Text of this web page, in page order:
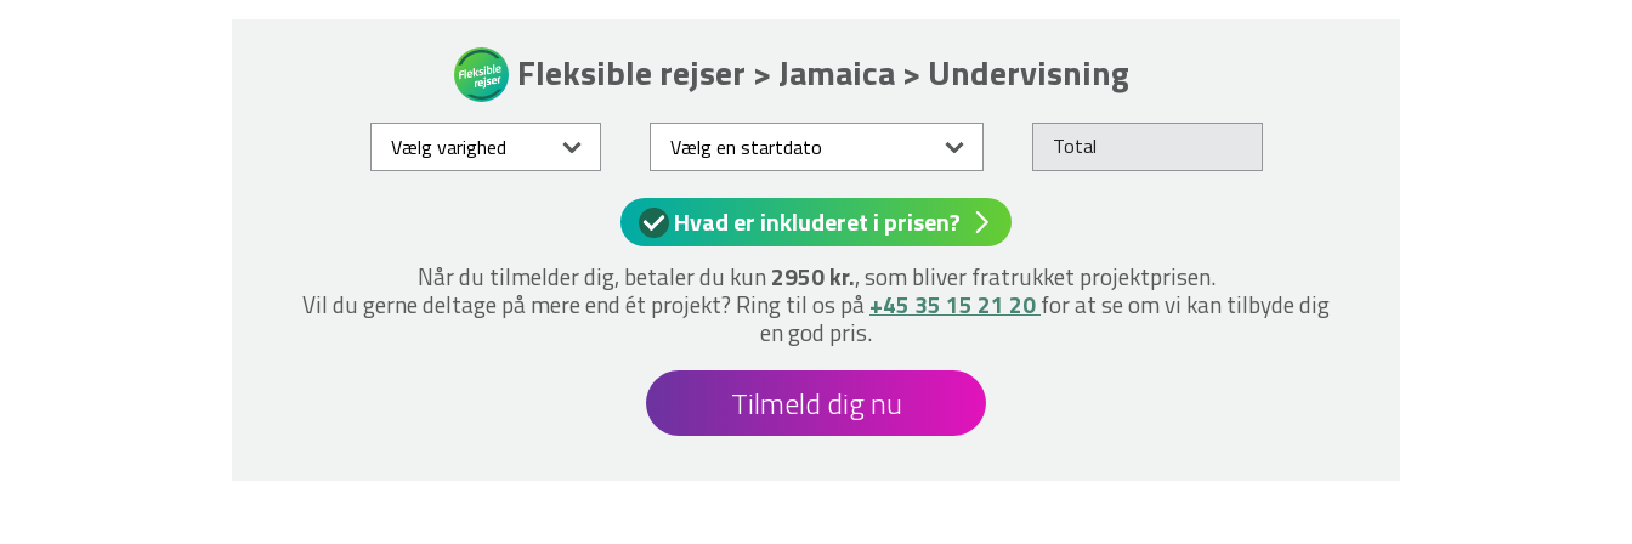
Fleksible rejser > Jamaica > Undervisning
Total
Hvad er inkluderet i prisen?
Når du tilmelder dig, betaler du kun 2950 kr., som bliver fratrukket projektprisen.
Vil du gerne deltage på mere end ét projekt? Ring til os på+45 35 15 21 20for at se om vi kan tilbyde dig
en god pris.
Tilmeld dig nu